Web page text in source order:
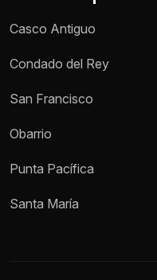
Casco Antiguo
Condado del Rey
San Francisco
Obarrio
Punta Pacífica
Santa María